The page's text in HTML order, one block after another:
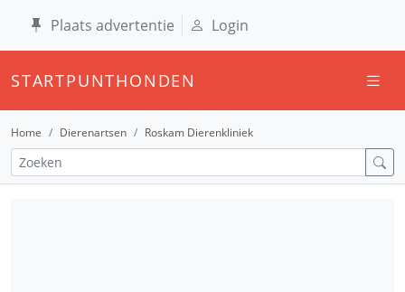
Plaats advertentie Login
STARTPUNTHONDEN
Home Dierenartsen Roskam Dierenkliniek